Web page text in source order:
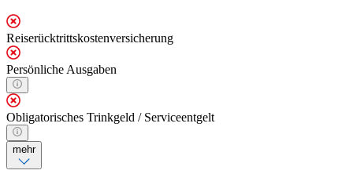
Reiserücktrittskostenversicherung
Persönliche Ausgaben
Obligatorisches Trinkgeld / Serviceentgelt
mehr